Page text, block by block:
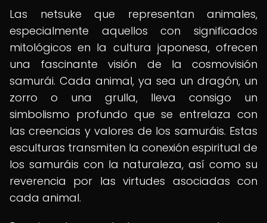
Las netsuke que representan animales,
especialmente aquellos con significados
mitológicos en la cultura japonesa, ofrecen
una fascinante visión de la cosmovisión
samurái. Cada animal, ya sea un dragón, un
zorro o una grulla, lleva consigo un
simbolismo profundo que se entrelaza con
las creencias y valores de los samuráis. Estas
esculturas transmiten la conexión espiritual de
los samuráis con la naturaleza, así como su
reverencia por las virtudes asociadas con
cada animal.